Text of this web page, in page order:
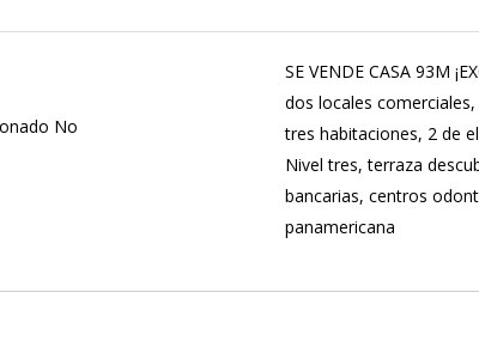
No
SE VENDE CASA 93M
dos locales
tres habitaciones, 2 de
Nivel tres, terraza
bancarias, centros
panamericana